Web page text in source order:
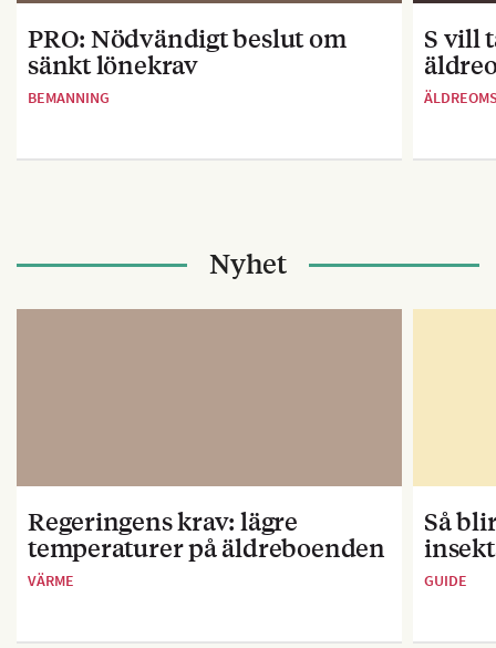
PRO: Nödvändigt beslut om
sänkt lönekrav
BEMANNING
S vill
Nyhet
Regeringens krav: lägre
temperaturer på äldreboenden
VÄRME
Så
GUIDE